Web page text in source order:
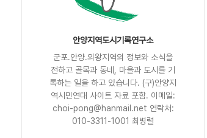
안양지역도시기록연구소
군포.안양.의왕지역의 정보와 소식을
전하고 골목과 동네, 마을과 도시를 기
록하는 일을 하고 있습니다. (구)안양지
역시민연대 사이트 자료 포함. 이메일:
choi-pong@hanmail.net 연락처:
010-3311-1001 최병렬